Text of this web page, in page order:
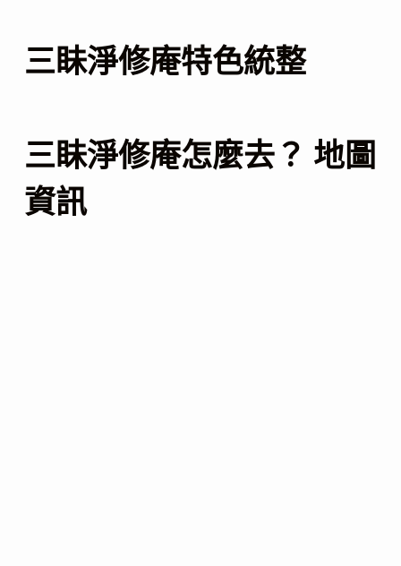
三眛淨修庵特色統整
三眛淨修庵怎麼去？ 地圖
資訊